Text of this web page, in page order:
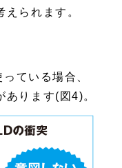
られます。
ている場合、
あります(図4)。